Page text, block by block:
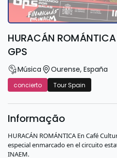
HURACÁN ROMÁNTICA
GPS
Música Ourense, España
concierto Tour Spain
Informação
HURACÁN ROMÁNTICA En Café
especial enmarcado en el circuito
INAEM.